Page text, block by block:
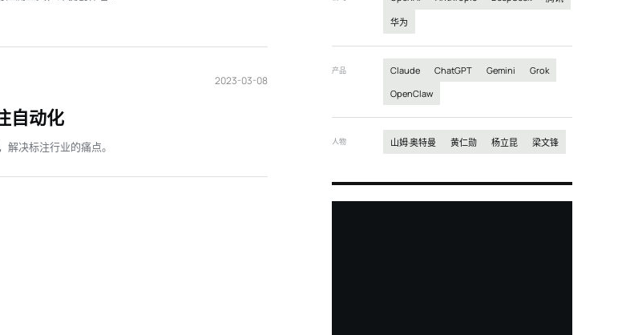
2023-03-08
自动化
决标注行业的痛点。
华为
产品 Claude ChatGPT Gemini
Grok
OpenClaw
人物 山姆·奥特曼 黄仁勋 杨立昆 梁文锋